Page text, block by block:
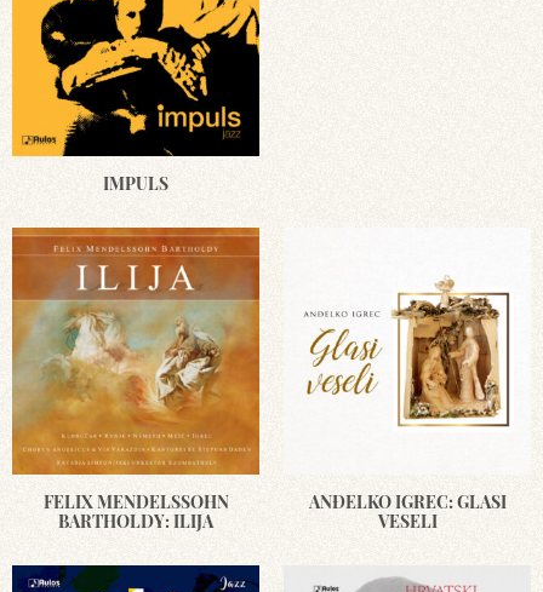
IMPULS
FELIX MENDELSSOHN
BARTHOLDY: ILIJA
ANĐELKO IGREC: GLASI
VESELI